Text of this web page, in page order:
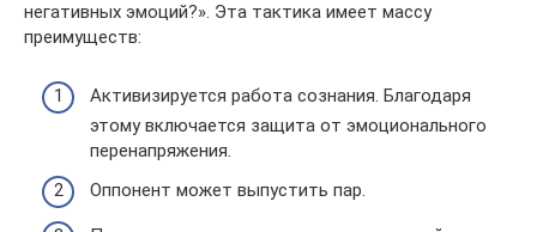
негативных эмоций?». Эта тактика имеет массу
преимуществ:
Активизируется работа сознания. Благодаря
этому включается защита от эмоционального
перенапряжения.
Оппонент может выпустить пар.